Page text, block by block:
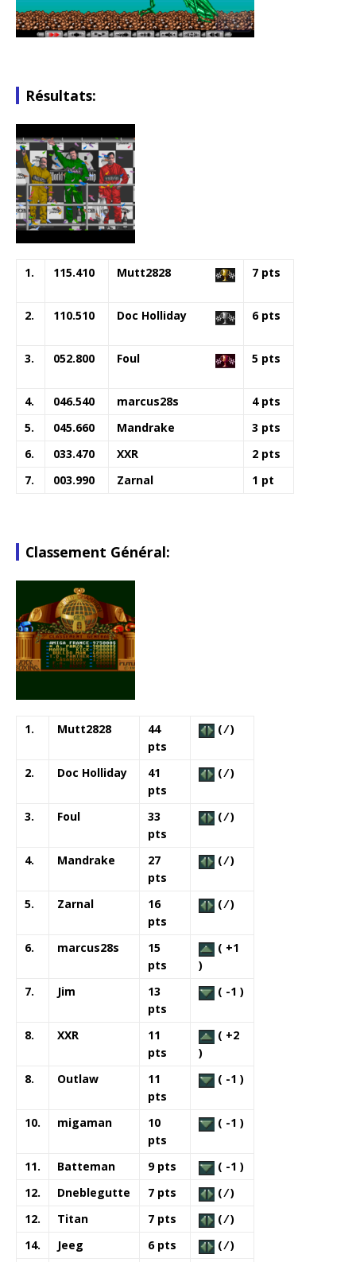
Résultats:
1. 115.410 Mutt2828 7 pts
2. 110.510 Doc Holliday 6 pts
3. 052.800 Foul 5 pts
4. 046.540 marcus28s
4 pts
5.
045.660 Mandrake
3 pts
6.
033.470 XXR
2 pts
7.
003.990 Zarnal 1 pt
Classement Général:
1. Mutt2828
44
pts
( ⁄ )
2. Doc Holliday
41
pts
( ⁄ )
3. Foul
33
pts
( ⁄ )
4. Mandrake
27
pts
( ⁄ )
5. Zarnal
16
pts
( ⁄ )
6. marcus28s
15
pts
( +1
)
7.
Jim
13
pts
( -1 )
8. XXR
11
pts
( +2
)
8.
Outlaw
11
pts
( -1 )
10. migaman
10
pts
( -1 )
11. Batteman 9 pts
( -1 )
12.
Dneblegutte 7 pts
( ⁄ )
12.
Titan 7 pts
( ⁄ )
14.
Jeeg 6 pts
( ⁄ )